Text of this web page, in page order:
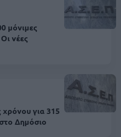
μόνιμες
νέες
για 315
Δημόσιο